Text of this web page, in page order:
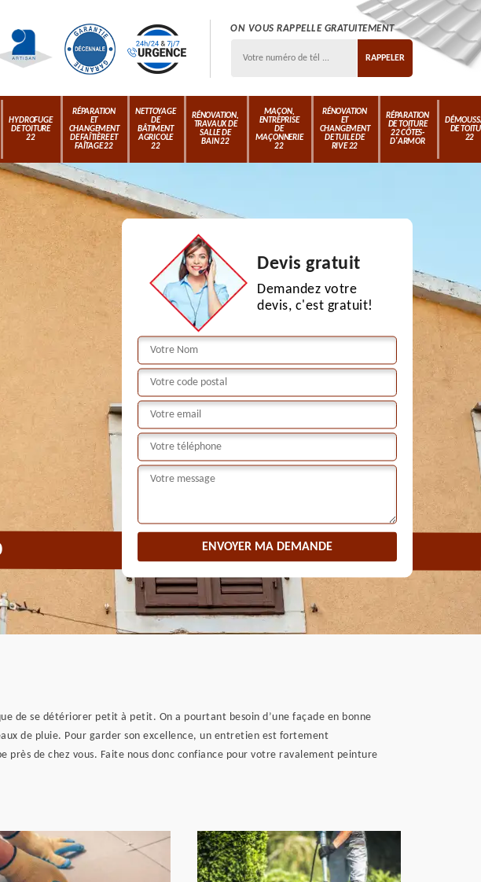
ON VOUS RAPPELLE GRATUITEMENT
HYDROFUGE
DE TOITURE
22
RÉPARATION
ET
CHANGEMENT
DE FAÎTIÈRE ET
FAÎTAGE 22
NETTOYAGE
DE
BÂTIMENT
AGRICOLE
22
RÉNOVATION,
TRAVAUX DE
SALLE DE
BAIN 22
MAÇON,
ENTREPRISE
DE
MAÇONNERIE
22
RÉNOVATION
ET
CHANGEMENT
DE TUILE DE
RIVE 22
RÉPARATION
DE TOITURE
22 CÔTES-
D'ARMOR
DE
22
Devis gratuit
Demandez votre
devis, c'est gratuit!
de se détériorer petit à petit. On a pourtant besoin d’une façade en bonne
de pluie. Pour garder son excellence, un entretien est fortement
près de chez vous. Faite nous donc confiance pour votre ravalement peinture